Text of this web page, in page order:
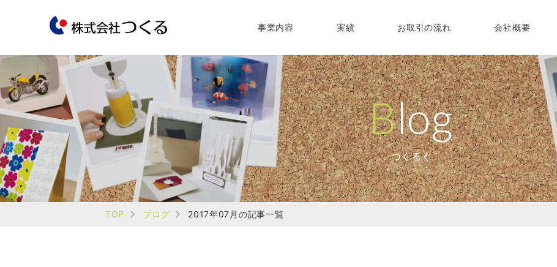
事業内容 実績 お取引の流れ 会社概要
Blog
つくるぐ
TOP ブログ 2017年07月の記事一覧